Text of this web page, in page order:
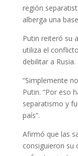
región
alberga una
Putin reiteró su
utiliza el
debilitar a Rusia.
“Simplemente
Putin. “Por eso
separatismo y
país”.
Afirmó que las
consiguieron su